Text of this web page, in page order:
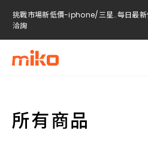
挑戰市場新低價-iphone/三星..每日最新
洽詢
挑戰市場新低價-iphone/三星..每日最
洽詢
挑戰市場新低價-iphone/三星..每日最
所有商品